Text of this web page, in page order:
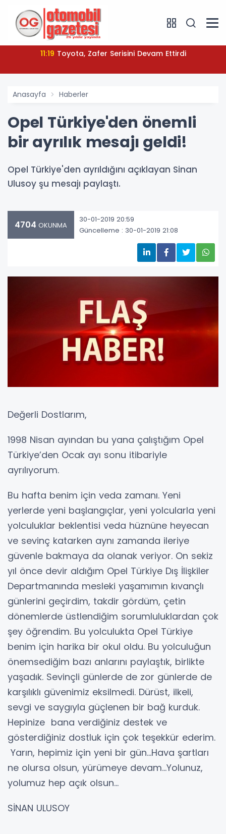
11:19 Toyota, Zafer Serisini Devam Ettirdi
Anasayfa Haberler
Opel Türkiye'den önemli
bir ayrılık mesajı geldi!
Opel Türkiye'den ayrıldığını açıklayan Sinan
Ulusoy şu mesajı paylaştı.
4704 OKUNMA
30-01-2019 20:59
Güncelleme : 30-01-2019 21:08
Değerli Dostlarım,
1998 Nisan ayından bu yana çalıştığım Opel
Türkiye’den Ocak ayı sonu itibariyle
ayrılıyorum.
Bu hafta benim için veda zamanı. Yeni
yerlerde yeni başlangıçlar, yeni yolcularla yeni
yolculuklar beklentisi veda hüznüne heyecan
ve sevinç katarken aynı zamanda ileriye
güvenle bakmaya da olanak veriyor. On sekiz
yıl önce devir aldığım Opel Türkiye Dış İlişkiler
Departmanında mesleki yaşamımın kıvançlı
günlerini geçirdim, takdir gördüm, çetin
dönemlerde üstlendiğim sorumluluklardan çok
şey öğrendim. Bu yolculukta Opel Türkiye
benim için harika bir okul oldu. Bu yolculuğun
önemsediğim bazı anlarını paylaştık, birlikte
yaşadık. Sevinçli günlerde de zor günlerde de
karşılıklı güvenimiz eksilmedi. Dürüst, ilkeli,
sevgi ve saygıyla güçlenen bir bağ kurduk.
Hepinize bana verdiğiniz destek ve
gösterdiğiniz dostluk için çok teşekkür ederim.
Yarın, hepimiz için yeni bir gün…Hava şartları
ne olursa olsun, yürümeye devam...Yolunuz,
yolumuz hep açık olsun…
SİNAN ULUSOY